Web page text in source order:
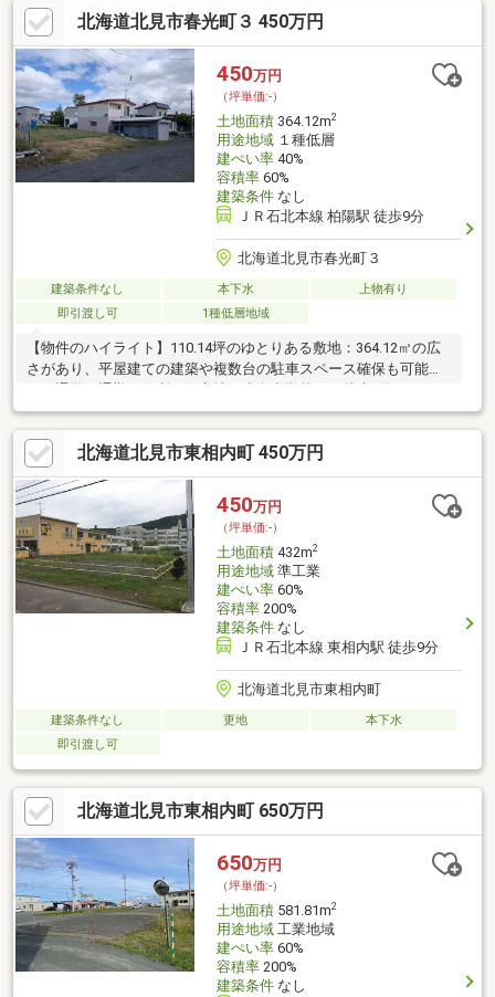
北海道北見市春光町３ 450万円
450万円
（坪単価:-）
土地面積364.12m2
用途地域１種低層
建ぺい率40%
容積率60%
建築条件なし
ＪＲ石北本線 柏陽駅 徒歩9分
北海道北見市春光町３
建築条件なし 本下水
上物有り
即引渡し可
1種低層地域
【物件のハイライト】110.14坪のゆとりある敷地：364.12㎡の広
さがあり、平屋建ての建築や複数台の駐車スペース確保も可能で
（379m）、柏陽駅まで徒歩9分と利便性の高い住環境です。利便
性と落ち着きを兼ね備えた住環境：周囲に高い建物が立ちにく
く、落ち着いた暮らしが叶います。
北海道北見市東相内町 450万円
450万円
（坪単価:-）
土地面積432m2
用途地域準工業
建ぺい率60%
容積率200%
建築条件なし
ＪＲ石北本線 東相内駅 徒歩9分
北海道北見市東相内町
建築条件なし 更地
本下水
即引渡し可
北海道北見市東相内町 650万円
650万円
（坪単価:-）
土地面積581.81m2
用途地域工業地域
建ぺい率60%
容積率200%
建築条件なし